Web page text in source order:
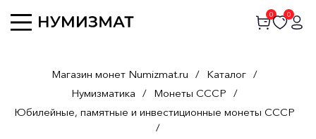
0 0
Магазин монет Numizmat.ru / Каталог /
Нумизматика / Монеты СССР /
Юбилейные, памятные и инвестиционные монеты СССР
/